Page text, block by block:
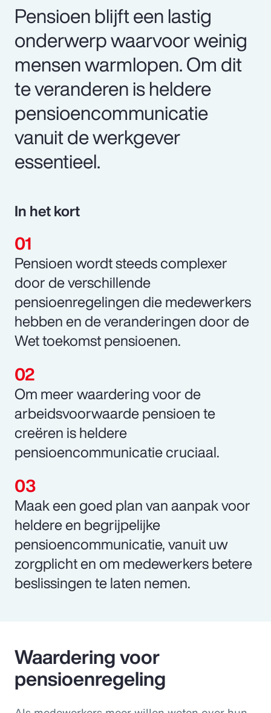
Pensioen blijft een lastig
onderwerp waarvoor weinig
mensen warmlopen. Om dit
te veranderen is heldere
pensioencommunicatie
vanuit de werkgever
essentieel.
In het kort
Pensioen wordt steeds complexer
door de verschillende
pensioenregelingen die medewerkers
hebben en de veranderingen door de
Wet toekomst pensioenen.
Om meer waardering voor de
arbeidsvoorwaarde pensioen te
creëren is heldere
pensioencommunicatie cruciaal.
Maak een goed plan van aanpak voor
heldere en begrijpelijke
pensioencommunicatie, vanuit uw
zorgplicht en om medewerkers betere
beslissingen te laten nemen.
Waardering voor
pensioenregeling